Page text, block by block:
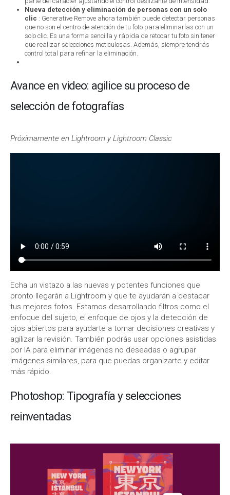
Nueva detección y eliminación de personas con un solo
clic : Generative Remove ahora también puede detectar personas
que no son el centro de atención de tu foto para eliminarlas con un
solo clic. Es una forma sencilla y rápida de retocar tu foto sin tener
que realizar selecciones meticulosas. Además, siempre tendrás
control total para refinar la eliminación.
Avance en video: agilice su proceso de
selección de fotografías
Próximamente en Lightroom y Lightroom Classic
Echa un vistazo a las nuevas y potentes funciones que
pronto llegarán a Lightroom y que te ayudarán a destacar
tus mejores fotos. Estamos desarrollando filtros como el
enfoque del sujeto, el enfoque de ojos y la detección de
ojos abiertos para ayudarte a tomar decisiones creativas y
agilizar la revisión. También podrás usar opciones asistidas
por IA para eliminar imágenes no deseadas o agrupar
imágenes similares, para que puedas organizarte y editar
más rápido.
Photoshop: Tipografía y selecciones
reinventadas